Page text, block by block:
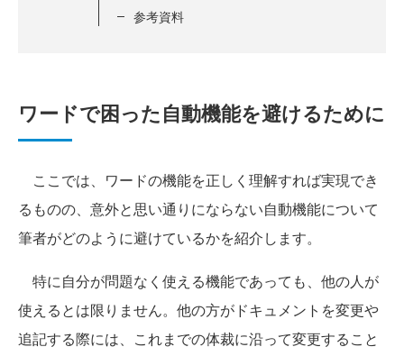
参考資料
ワードで困った自動機能を避けるために
ここでは、ワードの機能を正しく理解すれば実現でき
るものの、意外と思い通りにならない自動機能について
筆者がどのように避けているかを紹介します。
特に自分が問題なく使える機能であっても、他の人が
使えるとは限りません。他の方がドキュメントを変更や
追記する際には、これまでの体裁に沿って変更すること